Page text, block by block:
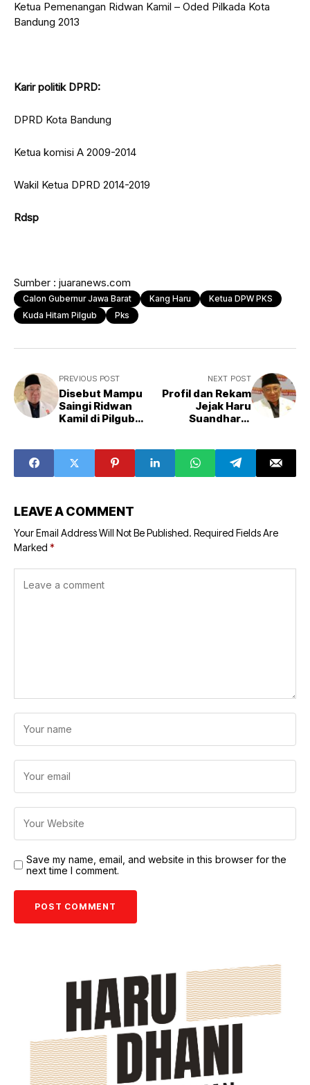
Ketua Pemenangan Ridwan Kamil – Oded Pilkada Kota
Bandung 2013
Karir politik DPRD:
DPRD Kota Bandung
Ketua komisi A 2009-2014
Wakil Ketua DPRD 2014-2019
Rdsp
Sumber : juaranews.com
Calon Gubernur Jawa Barat Kang Haru
Ketua DPW PKS
Kuda Hitam Pilgub
Pks
PREVIOUS POST
Disebut Mampu
Saingi Ridwan
Kamil di Pilgub
Suhandaru
NEXT POST
Profil dan Rekam
Jejak Haru
Suandharu,
2024
LEAVE A COMMENT
Your Email Address Will Not Be Published. Required Fields Are
Marked *
Save my name, email, and website in this browser for the
next time I comment.